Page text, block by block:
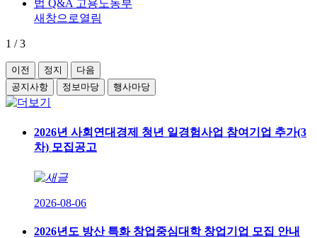
새창으로열림
1 /3
이전 정지
다음
공지사항
정보마당 행사마당
2026년 사회연대경제 청년 일경험사업 참여기업 추가(3
차) 모집공고
2026-08-06
2026년도 방산 특화 창업중심대학 창업기업 모집 안내